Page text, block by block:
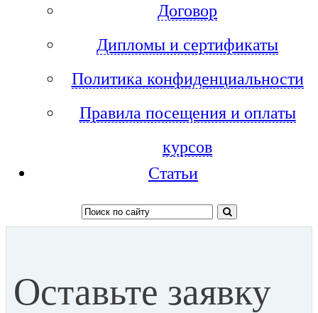
Договор
Дипломы и сертификаты
Политика конфиденциальности
Правила посещения и оплаты
курсов
Статьи
Оставьте заявку